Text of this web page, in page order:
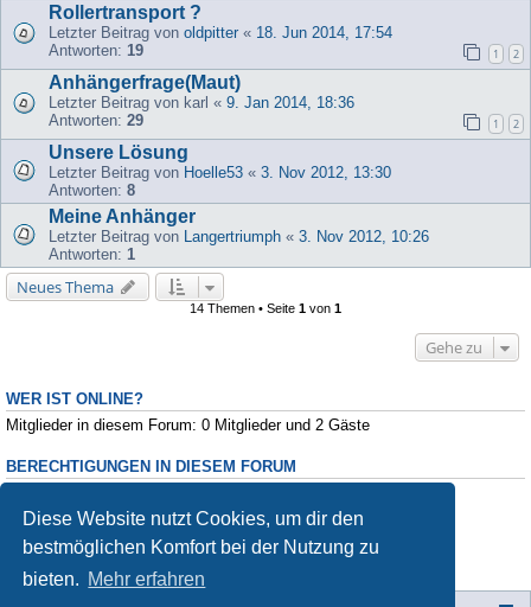
Diese Website nutzt Cookies, um dir den
bestmöglichen Komfort bei der Nutzung zu
bieten. Mehr erfahren
Rollertransport ?
Letzter Beitrag von oldpitter « 18. Jun 2014, 17:54
Antworten: 19 1 2
Anhängerfrage(Maut)
Letzter Beitrag von karl « 9. Jan 2014, 18:36
Antworten: 29 1 2
Unsere Lösung
Letzter Beitrag von Hoelle53 « 3. Nov 2012, 13:30
Antworten: 8
Meine Anhänger
Letzter Beitrag von Langertriumph « 3. Nov 2012, 10:26
Antworten: 1
Neues Thema
14 Themen • Seite 1 von 1
Gehe zu
WER IST ONLINE?
Mitglieder in diesem Forum: 0 Mitglieder und 2 Gäste
BERECHTIGUNGEN IN DIESEM FORUM
Du darfst keineAntworten zu Themen in diesem Forum erstellen.
Du darfst deine Beiträge in diesem Forum
Du darfst deine Beiträge in diesem Forumnichtlöschen.
Du darfst keineDateianhänge in diesem Forum erstellen.